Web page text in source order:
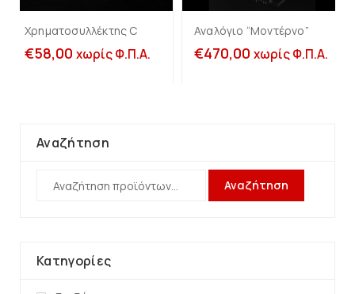
Χρηματοσυλλέκτης C
€58,00 χωρίς Φ.Π.Α.
Αναλόγιο “Μοντέρνο”
€470,00 χωρίς Φ.Π.Α.
Αναζήτηση
Αναζήτηση
Κατηγορίες